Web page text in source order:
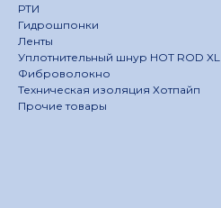
РТИ
Гидрошпонки
Ленты
Уплотнительный шнур HOT ROD XL
Фиброволокно
Техническая изоляция Хотпайп
Прочие товары